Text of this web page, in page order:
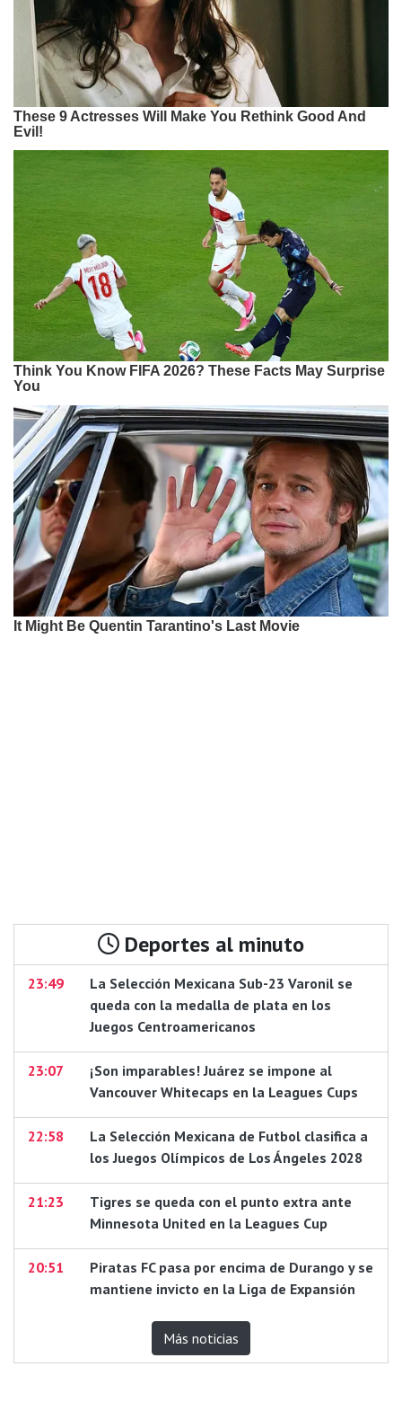
Deportes al minuto
23:49
La Selección Mexicana Sub-23 Varonil se
queda con la medalla de plata en los
Juegos Centroamericanos
23:07
¡Son imparables! Juárez se impone al
Vancouver Whitecaps en la Leagues Cups
22:58
La Selección Mexicana de Futbol clasifica a
los Juegos Olímpicos de Los Ángeles 2028
21:23
Tigres se queda con el punto extra ante
Minnesota United en la Leagues Cup
20:51
Piratas FC pasa por encima de Durango y se
mantiene invicto en la Liga de Expansión
Más noticias